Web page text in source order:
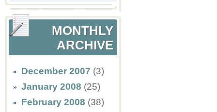
MONTHLY
ARCHIVE
December 2007 (3)
January 2008 (25)
February 2008 (38)